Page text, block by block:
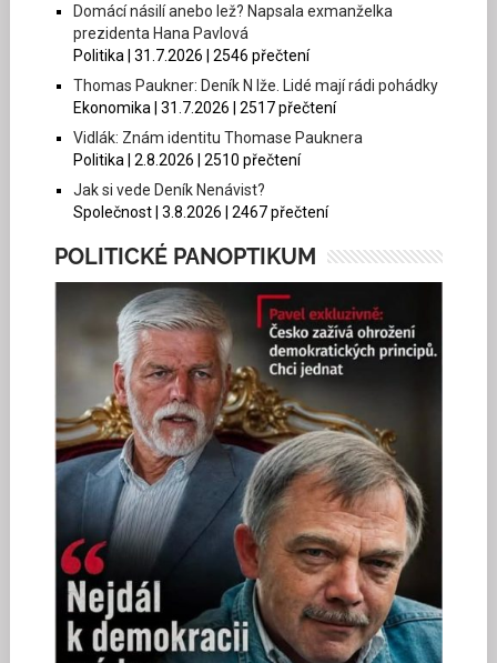
Domácí násilí anebo lež? Napsala exmanželka
prezidenta Hana Pavlová
Politika | 31.7.2026 | 2546 přečtení
Thomas Paukner: Deník N lže. Lidé mají rádi pohádky
Ekonomika | 31.7.2026 | 2517 přečtení
Vidlák: Znám identitu Thomase Pauknera
Politika | 2.8.2026 | 2510 přečtení
Jak si vede Deník Nenávist?
Společnost | 3.8.2026 | 2467 přečtení
POLITICKÉ PANOPTIKUM